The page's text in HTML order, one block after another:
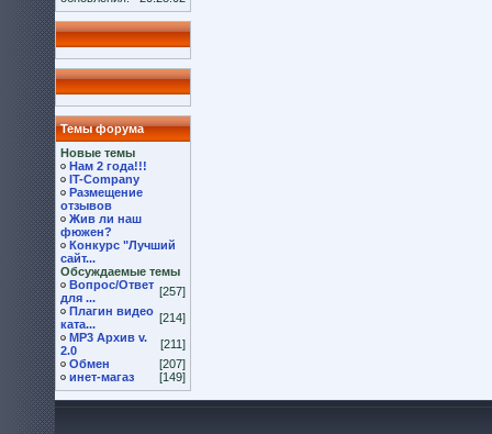
Темы форума
Новые темы
Нам 2 года!!!
IT-Company
Размещение
отзывов
Жив ли наш
фюжен?
Конкурс "Лучший
сайт...
Обсуждаемые темы
Вопрос/Ответ
для ...
[257]
Плагин видео
ката...
[214]
MP3 Архив v.
2.0
[211]
Обмен
[207]
инет-магаз
[149]